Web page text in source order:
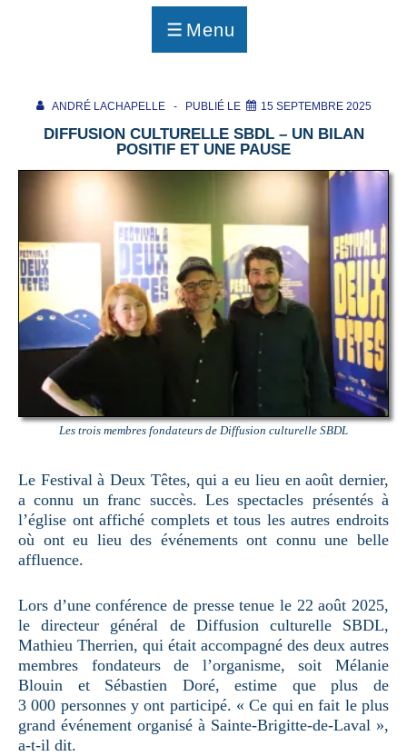
Menu
MENU
ANDRÉ LACHAPELLE PUBLIÉ LE 15 SEPTEMBRE 2025
DIFFUSION CULTURELLE SBDL – UN BILAN
POSITIF ET UNE PAUSE
Les trois membres fondateurs de Diffusion culturelle SBDL
Le Festival à Deux Têtes, qui a eu lieu en août dernier,
a connu un franc succès. Les spectacles présentés à
l’église ont affiché complets et tous les autres endroits
où ont eu lieu des événements ont connu une belle
affluence.
Lors d’une conférence de presse tenue le 22 août 2025,
le directeur général de Diffusion culturelle SBDL,
Mathieu Therrien, qui était accompagné des deux autres
membres fondateurs de l’organisme, soit Mélanie
Blouin et Sébastien Doré, estime que plus de
3 000 personnes y ont participé. « Ce qui en fait le plus
grand événement organisé à Sainte-Brigitte-de-Laval »,
a-t-il dit.